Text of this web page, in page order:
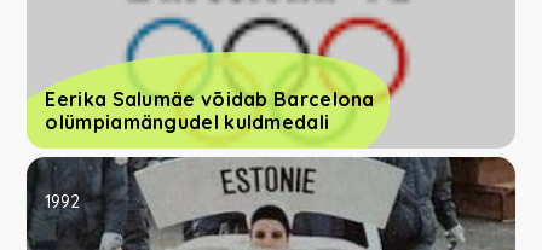
Eerika Salumäe võidab Barcelona
olümpiamängudel kuldmedali
1992